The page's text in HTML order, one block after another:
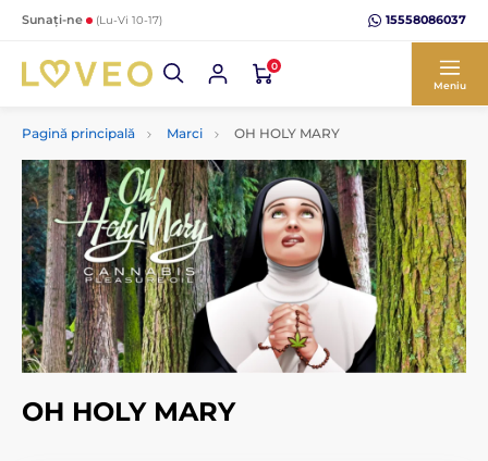
Sunați-ne (Lu-Vi 10-17) 15558086037
0
Meniu
Pagină principală Marci OH HOLY MARY
OH HOLY MARY